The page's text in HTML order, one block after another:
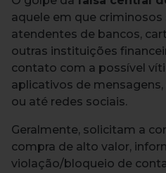
aquele em que
atendentes de bancos,
outras instituições
contato com a possível
aplicativos de
ou até redes sociais.
Geralmente, solicitam a
compra de alto valor,
violação/bloqueio de